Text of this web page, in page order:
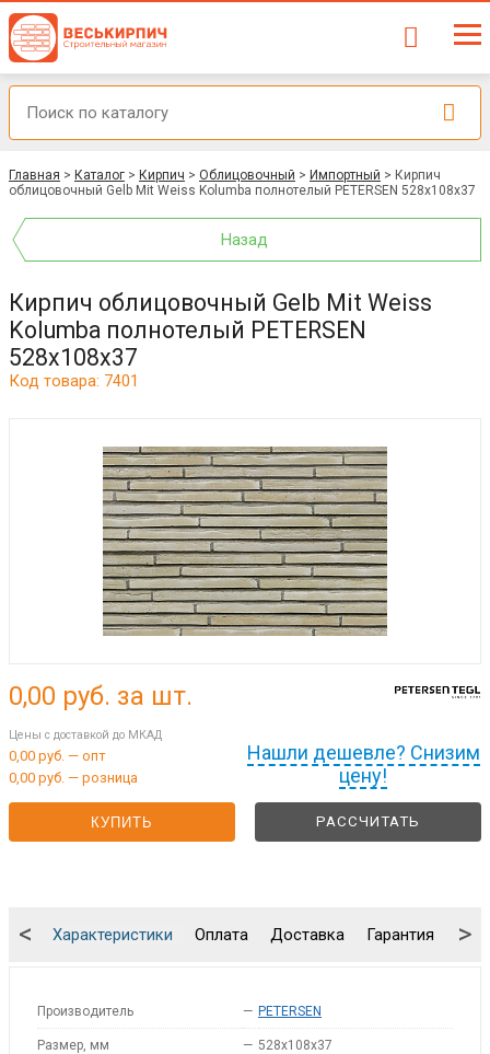
Главная > Каталог > Кирпич > Облицовочный > Импортный > Кирпич
облицовочный Gelb Mit Weiss Kolumba полнотелый PETERSEN 528x108x37
Назад
Кирпич облицовочный Gelb Mit Weiss
Kolumba полнотелый PETERSEN
528x108x37
Код товара: 7401
Нашли дешевле? Снизим
цену!
0,00 руб. за шт.
Цены с доставкой до МКАД
0,00 руб. — опт
0,00 руб. — розница
КУПИТЬ РАССЧИТАТЬ
Характеристики Оплата Доставка Гарантия
< >
Производитель — PETERSEN
Размер, мм — 528x108x37